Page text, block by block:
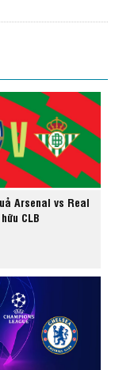
Arsenal vs Real
CLB